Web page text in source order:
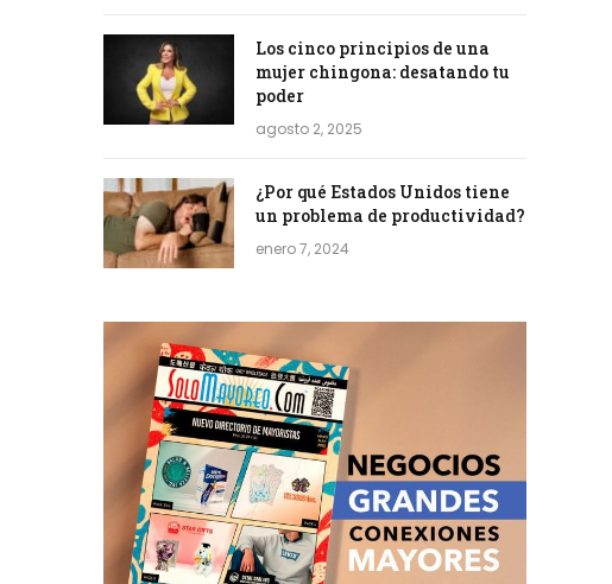
Los cinco principios de una
mujer chingona: desatando tu
poder
agosto 2, 2025
¿Por qué Estados Unidos tiene
un problema de productividad?
enero 7, 2024